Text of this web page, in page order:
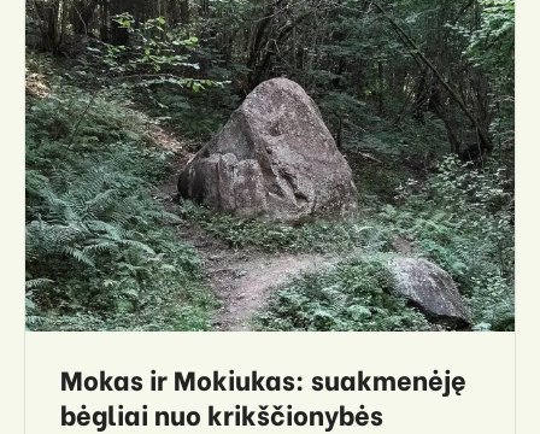
Mokas ir Mokiukas: suakmenėję
bėgliai nuo krikščionybės